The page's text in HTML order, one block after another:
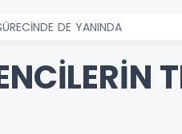
DE YANINDA